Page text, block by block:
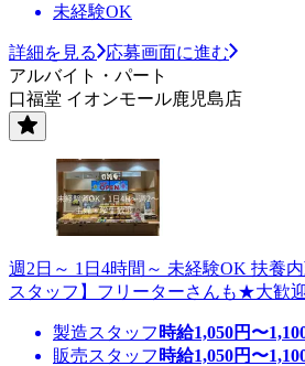
未経験OK
詳細を見る
応募画面に進む
アルバイト・パート
口福堂 イオンモール鹿児島店
週2日～ 1日4時間～ 未経験OK 扶養
スタッフ】フリーターさんも★大歓
製造スタッフ 時給1,050円〜
販売スタッフ 時給1,050円〜